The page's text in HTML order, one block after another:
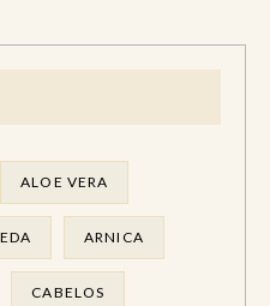
ALOE VERA
ARNICA
CABELOS